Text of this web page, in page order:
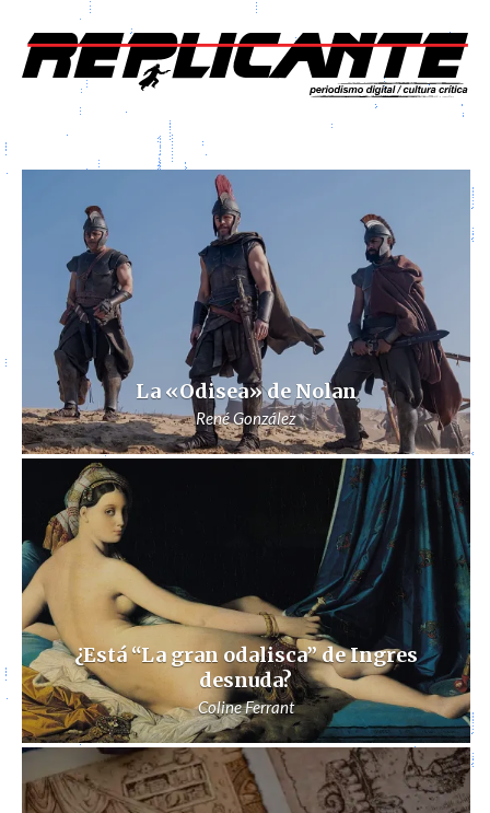
La «Odisea» de Nolan
René González
¿Está “La gran odalisca” de Ingres
desnuda?
Coline Ferrant